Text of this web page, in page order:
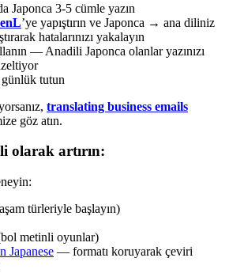
Japonca 3-5 cümle yazın
’ye yapıştırın ve Japonca → ana diliniz
hatalarınızı yakalayın
— Anadili Japonca olanlar yazınızı
tutun
translating business emails
göz atın.
olarak artırın:
türleriyle başlayın)
metinli oyunlar)
Japanese — formatı koruyarak çeviri